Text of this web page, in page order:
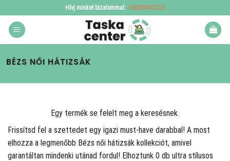
to
content
Hívj minket bizalommal: +36209433720
BÉZS NŐI HÁTIZSÁK
Egy termék se felelt meg a keresésnek.
Frissítsd fel a szettedet egy igazi must-have darabbal! A most
elhozza a legmenőbb Bézs női hátizsák kollekciót, amivel
garantáltan mindenki utánad fordul! Elhoztunk 0 db ultra stílusos